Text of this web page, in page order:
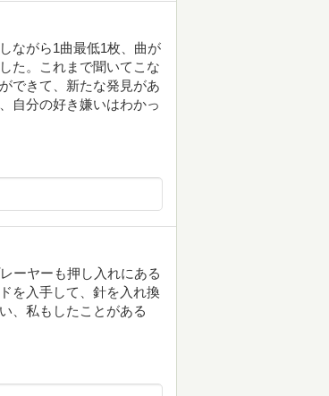
ながら1曲最低1枚、曲が
た。これまで聞いてこな
できて、新たな発見があ
自分の好き嫌いはわかっ
ーヤーも押し入れにある
を入手して、針を入れ換
、私もしたことがある